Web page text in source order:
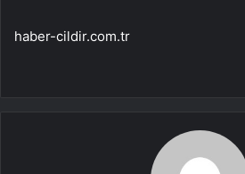
haber-cildir.com.tr